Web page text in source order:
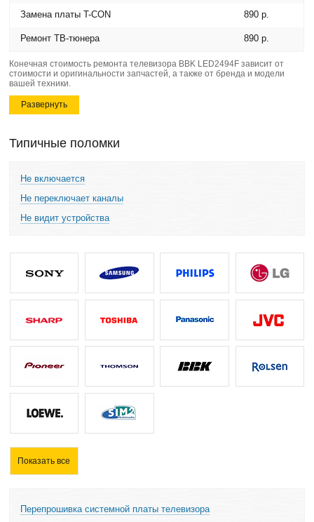
Замена платы T-CON 890 р.
Ремонт ТВ-тюнера 890 р.
Конечная стоимость ремонта телевизора BBK LED2494F зависит от
стоимости и оригинальности запчастей, а также от бренда и модели
вашей техники.
Развернуть
Типичные поломки
Не включается
Не переключает каналы
Не видит устройства
Показать все
Перепрошивка системной платы телевизора